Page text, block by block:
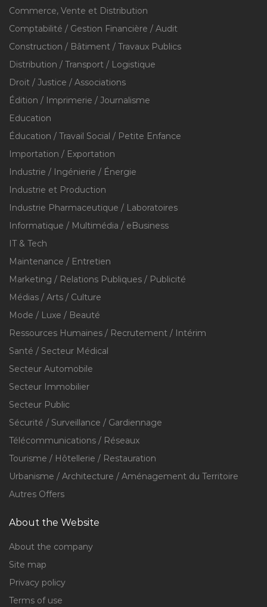
Commerce, Vente et Distribution
Comptabilité / Gestion Financière / Audit
Construction / Bâtiment / Travaux Publics
Distribution / Transport / Logistique
Droit / Justice / Associations
Édition / Imprimerie / Journalisme
Education
Éducation / Travail Social / Petite Enfance
Importation / Exportation
Industrie / Ingénierie / Énergie
Industrie et Production
Industrie Pharmaceutique / Laboratoires
Informatique / Multimédia / eBusiness
IT & Tech
Maintenance / Entretien
Marketing / Relations Publiques / Publicité
Médias / Arts / Culture
Mode / Luxe / Beauté
Ressources Humaines / Recrutement / Intérim
Santé / Secteur Médical
Secteur Automobile
Secteur Immobilier
Secteur Public
Sécurité / Surveillance / Gardiennage
Télécommunications / Réseaux
Tourisme / Hôtellerie / Restauration
Urbanisme / Architecture / Aménagement du Territoire
Autres Offers
About the Website
About the company
Site map
Privacy policy
Terms of use